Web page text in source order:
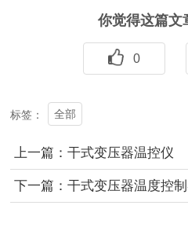
你觉得这篇文
0
标签： 全部
上一篇：干式变压器温控仪
下一篇：干式变压器温度控